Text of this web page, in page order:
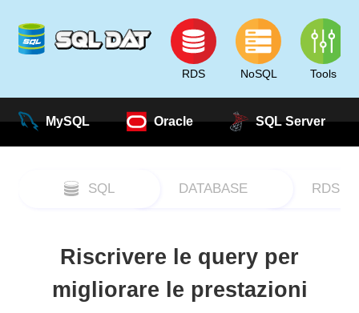
RDS NoSQL Tools
MySQL Oracle SQL Server
SQL DATABASE RDS
Riscrivere le query per
migliorare le prestazioni